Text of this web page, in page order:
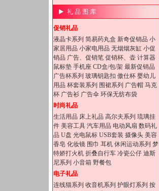
礼 品 图 库
促销礼品
液晶卡系列 简易药丸盒 新奇促销品 小
家居用品 小家电用品 无烟烟灰缸 小促
销品 广告、促销笔 促销杯、壶 计算器
鼠标垫 手机座 CD盒/包/架 最新促销品
广告杯系列 玻璃钥匙扣 傲仕杯 婴幼儿
用品 杯套装系列 围裙系列 广告帽 马克
杯 广告衫 广告伞 环保无纺布袋
时尚礼品
生活用品 床上礼品 高尔夫系列 琉璃挂
件 美容工具 汽车用品 电动风扇 数码礼
品 U盘 光电鼠标 USB套装 摄像头 美容
香皂 化妆镜 围巾 耳机 休闲运动系列 梦
特娇打火机 折叠自行车 冷瓷公仔 迪斯
尼系列 小音箱 野餐包
电子礼品
连线猫系列 收音机系列 护眼灯系列 按